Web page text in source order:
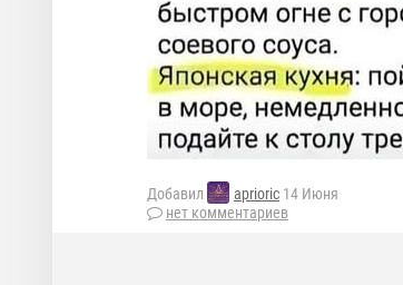
Добавил aprioric 14 Июня
нет комментариев